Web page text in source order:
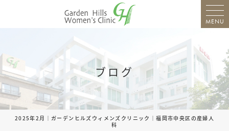
MENU
ブログ
2025年2月｜ガーデンヒルズウィメンズクリニック｜福岡市中央区の産婦人
科